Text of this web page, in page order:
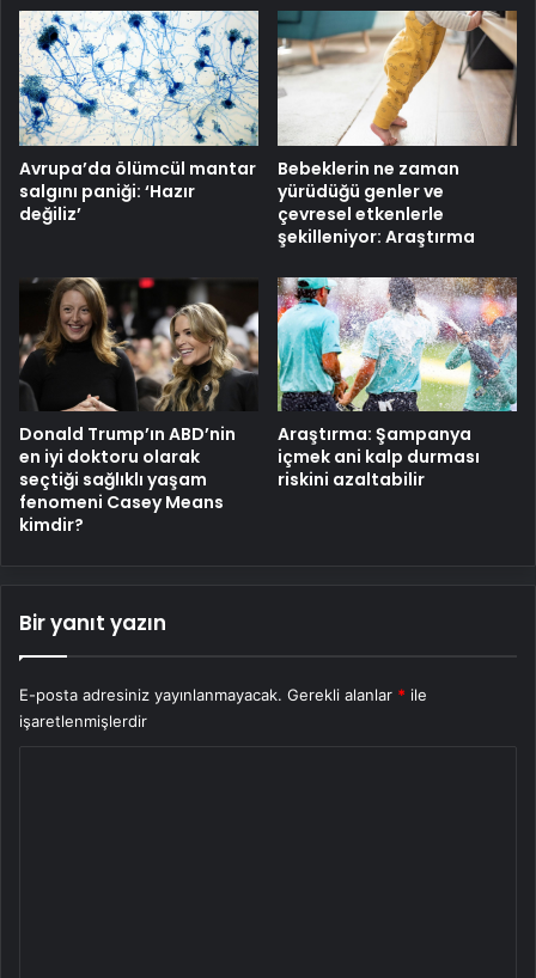
Avrupa’da ölümcül mantar
salgını paniği: ‘Hazır
değiliz’
Bebeklerin ne zaman
yürüdüğü genler ve
çevresel etkenlerle
şekilleniyor: Araştırma
Donald Trump’ın ABD’nin
en iyi doktoru olarak
seçtiği sağlıklı yaşam
fenomeni Casey Means
kimdir?
Araştırma: Şampanya
içmek ani kalp durması
riskini azaltabilir
Bir yanıt yazın
E-posta adresiniz yayınlanmayacak. Gerekli alanlar * ile
işaretlenmişlerdir